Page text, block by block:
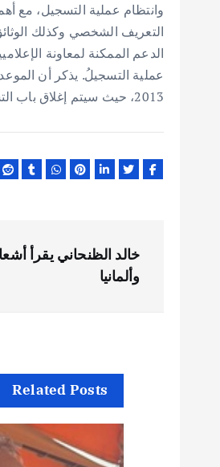
وانتظام عملية التسجيل، مع
التعريف الشخصي وكذلك
الدعم الممكنة لمعاونة
عملية التسجيلُ. يذكر أن
2013، حيث سيتم إغلاق باب التسجيل، ولن تُقبل أية طلبات مشاركة بعد ذلك التاريخ.
ص
خالد الظنحاني يقرأ
وألمانيا
Related Posts